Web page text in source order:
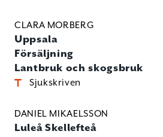
CLARA MORBERG
Uppsala
Försäljning
Lantbruk och skogsbruk
Sjukskriven
DANIEL MIKAELSSON
Luleå Skellefteå